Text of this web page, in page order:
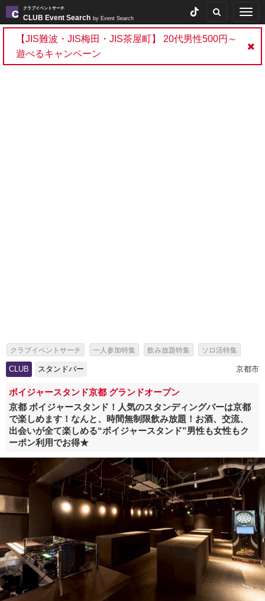
クラブイベントサーチ
CLUB Event Search by Event Search
【JIS難波・JIS梅田・JIS茶屋町】 20代男性500円～
遊べるキャンペーン
クラブイベントサーチ 一人参加特集 飲み放題特集 ソロ活特集
出会いイベント特集
海外アーティスト来日情報・芸能人出演イベント特集
CLUB スタンドバー 京都市
ボイジャースタンド京都 グランドオープン
京都 ボイジャースタンド！人気のスタンディングバーは京都
で楽しめます！なんと、時間無制限飲み放題！お酒、交流、
出会いが全て楽しめる“ボイジャースタンド”男性も女性もク
ーポン利用でお得★